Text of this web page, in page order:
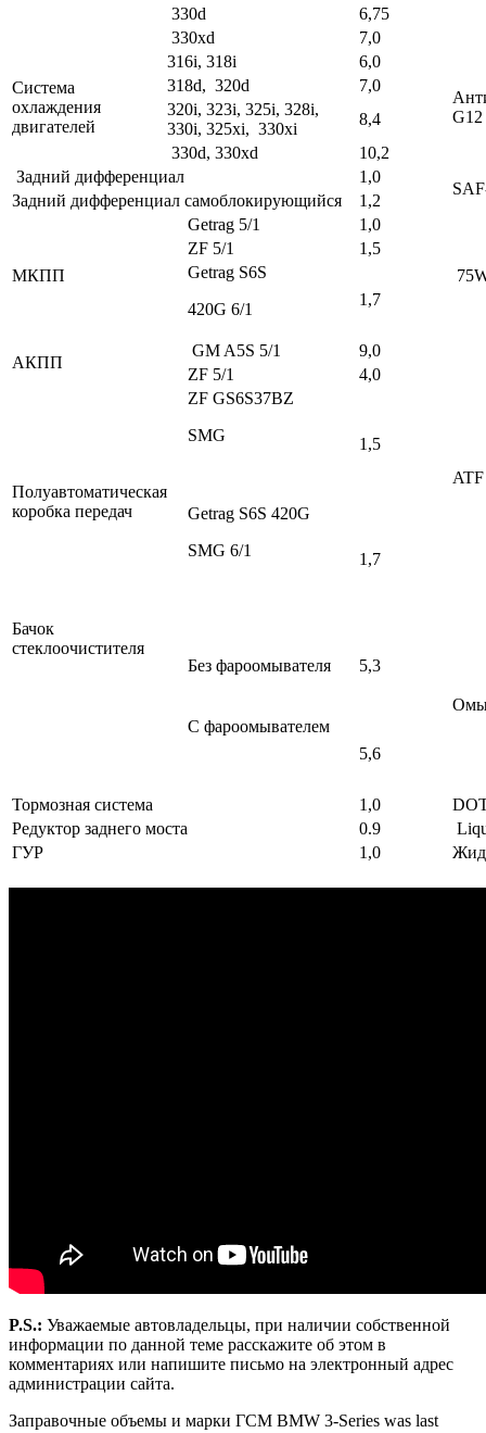
330d
6,75
330xd
7,0
Система
охлаждения
двигателей
316i, 318i
6,0
G12
318d, 320d
7,0
320i, 323i, 325i, 328i,
330i, 325xi, 330xi
8,4
330d, 330xd
10,2
Задний дифференциал
1,0
Задний дифференциал самоблокирующийся 1,2
МКПП
Getrag 5/1 1,0
ZF 5/1
1,5
Getrag S6S
420G 6/1
1,7
АКПП
GM A5S 5/1 9,0
ZF 5/1 4,0
Полуавтоматическая
коробка передач
ZF GS6S37BZ
SMG
1,5
Getrag S6S 420G
SMG 6/1
1,7
Бачок
стеклоочистителя
Без фароомывателя
5,3
С фароомывателем
5,6
Тормозная система 1,0
Редуктор заднего моста
0.9
ГУР
1,0
P.S.: Уважаемые автовладельцы, при наличии собственной
информации по данной теме расскажите об этом в
комментариях или напишите письмо на электронный адрес
администрации сайта.
Заправочные объемы и марки ГСМ BMW 3-Series was last